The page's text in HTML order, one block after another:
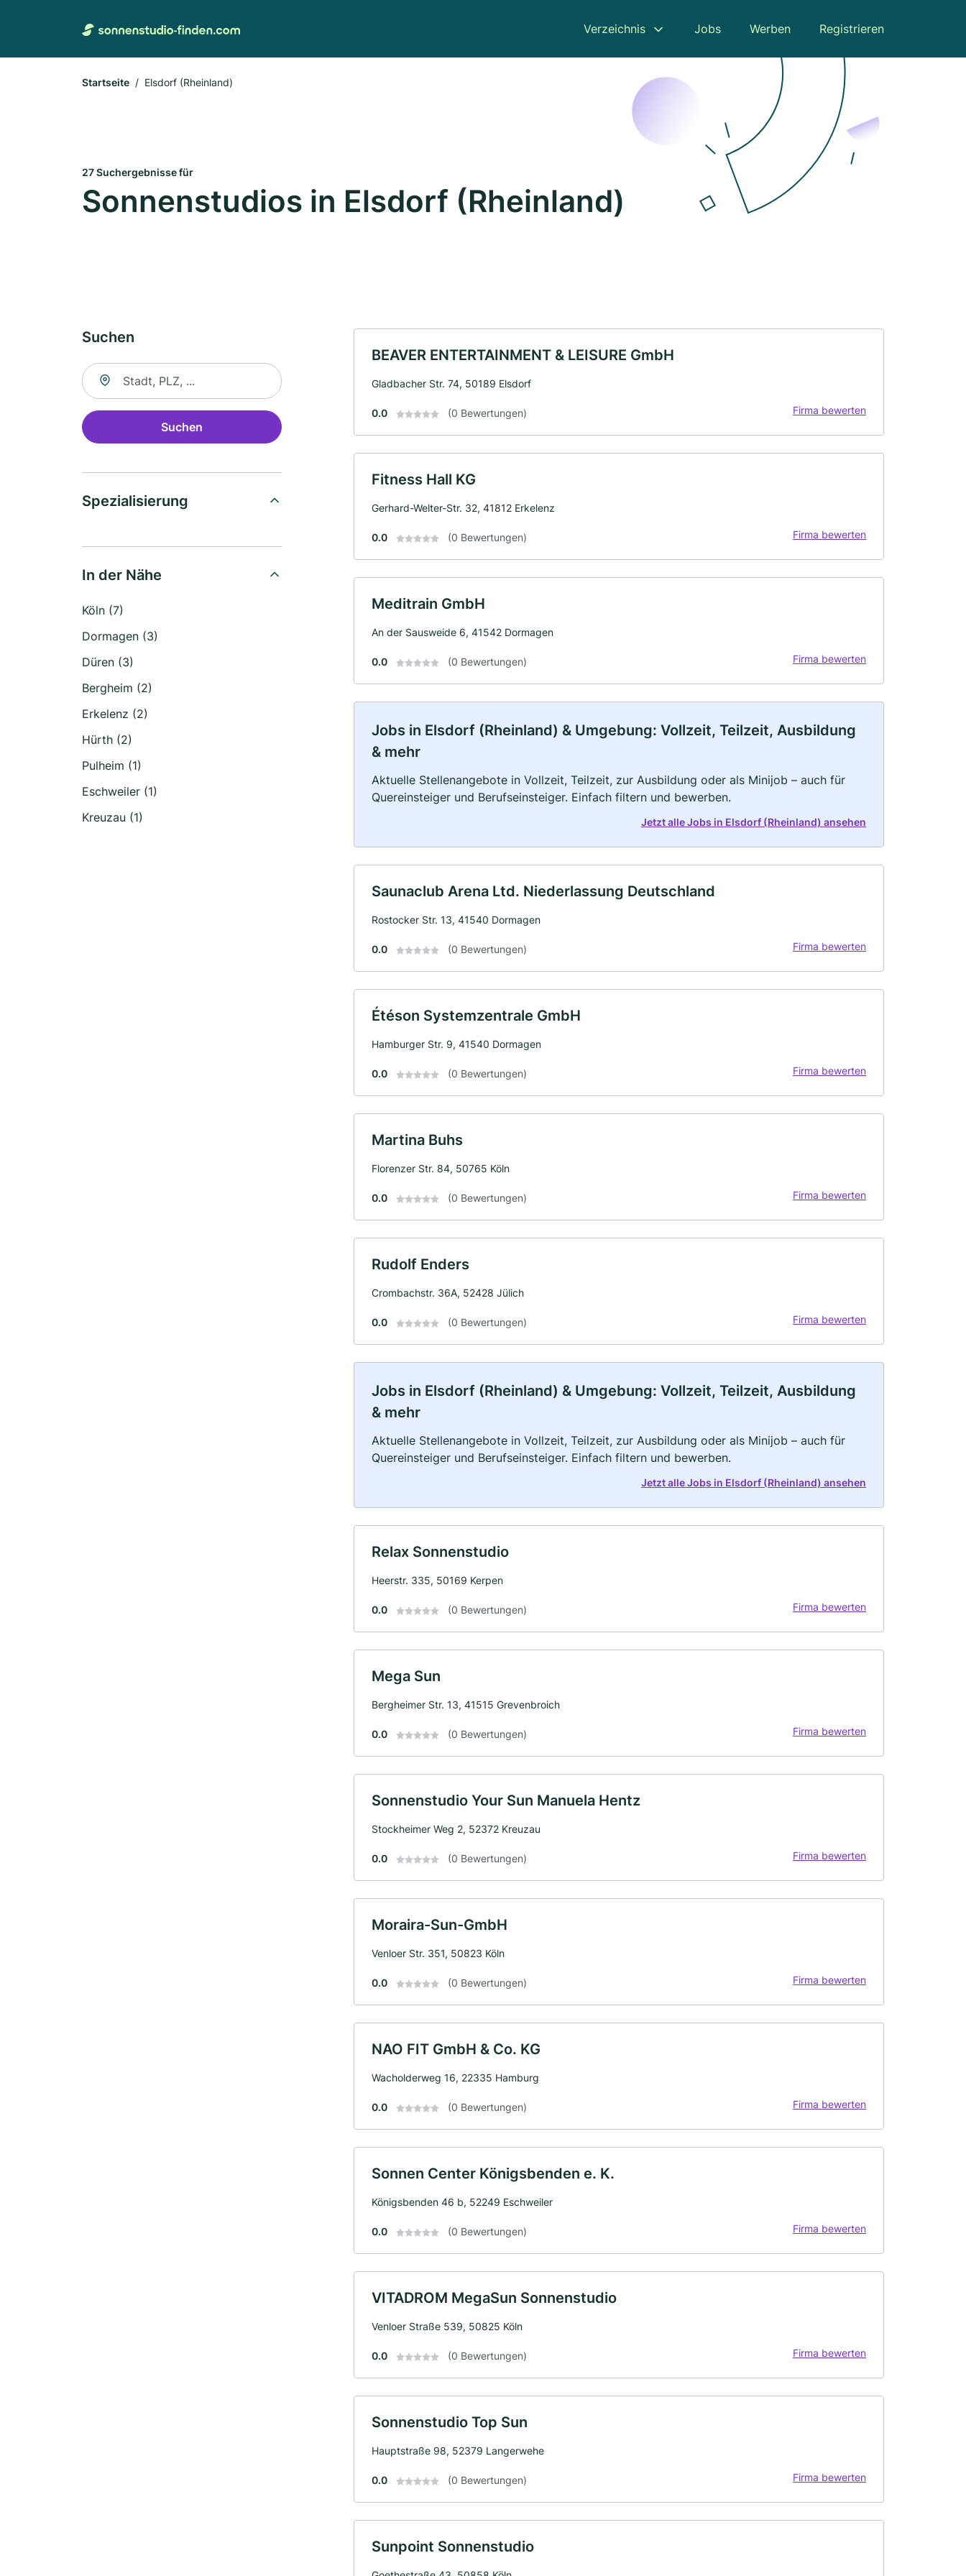
Verzeichnis Jobs Werben Registrieren
Startseite Elsdorf (Rheinland)
27 Suchergebnisse für
Sonnenstudios in Elsdorf (Rheinland)
Suchen
Suche nach Ort
Suchen
Spezialisierung
In der Nähe
Köln (7)
Dormagen (3)
Düren (3)
Bergheim (2)
Erkelenz (2)
Hürth (2)
Pulheim (1)
Eschweiler (1)
Kreuzau (1)
BEAVER ENTERTAINMENT & LEISURE GmbH
Gladbacher Str. 74, 50189 Elsdorf
0.0 (0 Bewertungen) Firma bewerten
Fitness Hall KG
Gerhard-Welter-Str. 32, 41812 Erkelenz
0.0 (0 Bewertungen) Firma bewerten
Meditrain GmbH
An der Sausweide 6, 41542 Dormagen
0.0 (0 Bewertungen) Firma bewerten
Jobs in Elsdorf (Rheinland) & Umgebung: Vollzeit, Teilzeit, Ausbildung
& mehr
Aktuelle Stellenangebote in Vollzeit, Teilzeit, zur Ausbildung oder als Minijob – auch für
Quereinsteiger und Berufseinsteiger. Einfach filtern und bewerben.
Jetzt alle Jobs in Elsdorf (Rheinland) ansehen
Saunaclub Arena Ltd. Niederlassung Deutschland
Rostocker Str. 13, 41540 Dormagen
0.0 (0 Bewertungen) Firma bewerten
Étéson Systemzentrale GmbH
Hamburger Str. 9, 41540 Dormagen
0.0 (0 Bewertungen) Firma bewerten
Martina Buhs
Florenzer Str. 84, 50765 Köln
0.0 (0 Bewertungen) Firma bewerten
Rudolf Enders
Crombachstr. 36A, 52428 Jülich
0.0 (0 Bewertungen) Firma bewerten
Jobs in Elsdorf (Rheinland) & Umgebung: Vollzeit, Teilzeit, Ausbildung
& mehr
Aktuelle Stellenangebote in Vollzeit, Teilzeit, zur Ausbildung oder als Minijob – auch für
Quereinsteiger und Berufseinsteiger. Einfach filtern und bewerben.
Jetzt alle Jobs in Elsdorf (Rheinland) ansehen
Relax Sonnenstudio
Heerstr. 335, 50169 Kerpen
0.0 (0 Bewertungen) Firma bewerten
Mega Sun
Bergheimer Str. 13, 41515 Grevenbroich
0.0 (0 Bewertungen) Firma bewerten
Sonnenstudio Your Sun Manuela Hentz
Stockheimer Weg 2, 52372 Kreuzau
0.0 (0 Bewertungen) Firma bewerten
Moraira-Sun-GmbH
Venloer Str. 351, 50823 Köln
0.0 (0 Bewertungen) Firma bewerten
NAO FIT GmbH & Co. KG
Wacholderweg 16, 22335 Hamburg
0.0 (0 Bewertungen) Firma bewerten
Sonnen Center Königsbenden e. K.
Königsbenden 46 b, 52249 Eschweiler
0.0 (0 Bewertungen) Firma bewerten
VITADROM MegaSun Sonnenstudio
Venloer Straße 539, 50825 Köln
0.0 (0 Bewertungen) Firma bewerten
Sonnenstudio Top Sun
Hauptstraße 98, 52379 Langerwehe
0.0 (0 Bewertungen) Firma bewerten
Sunpoint Sonnenstudio